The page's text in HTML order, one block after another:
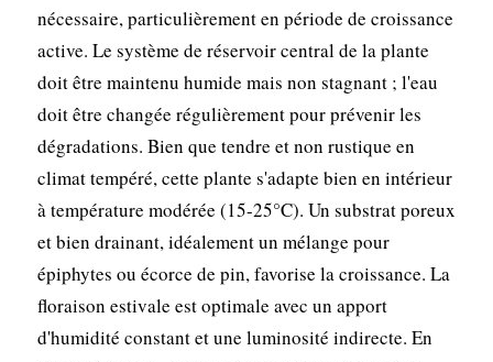
nécessaire, particulièrement en période de croissance
active. Le système de réservoir central de la plante
doit être maintenu humide mais non stagnant ; l'eau
doit être changée régulièrement pour prévenir les
dégradations. Bien que tendre et non rustique en
climat tempéré, cette plante s'adapte bien en intérieur
à température modérée (15-25°C). Un substrat poreux
et bien drainant, idéalement un mélange pour
épiphytes ou écorce de pin, favorise la croissance. La
floraison estivale est optimale avec un apport
d'humidité constant et une luminosité indirecte. En